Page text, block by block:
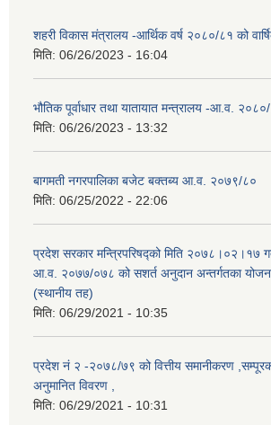
शहरी विकास मंत्रालय -आर्थिक वर्ष २०८०/८१ को
मिति: 06/26/2023 - 16:04
भौतिक पूर्वाधार तथा यातायात मन्त्रालय -आ.व. २०८०/
मिति: 06/26/2023 - 13:32
बागमती नगरपालिका बजेट बक्तब्य आ.व. २०७९/८०
मिति: 06/25/2022 - 22:06
प्रदेश सरकार मन्त्रिपरिषद्को मिति २०७८।०२।१७
आ.व. २०७७/०७८ को सशर्त अनुदान अन्तर्गतका
(स्थानीय तह)
मिति: 06/29/2021 - 10:35
प्रदेश नं २ -२०७८/७९ को वित्तीय समानीकरण
अनुमानित विवरण ,
मिति: 06/29/2021 - 10:31